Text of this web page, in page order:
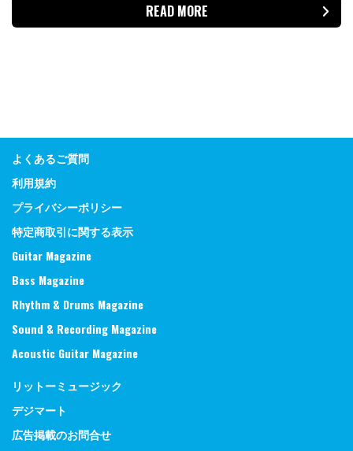
READ MORE
よくあるご質問
利用規約
プライバシーポリシー
特定商取引に関する表示
Guitar Magazine
Bass Magazine
Rhythm & Drums Magazine
Sound & Recording Magazine
Acoustic Guitar Magazine
リットーミュージック
デジマート
広告掲載のお問合せ